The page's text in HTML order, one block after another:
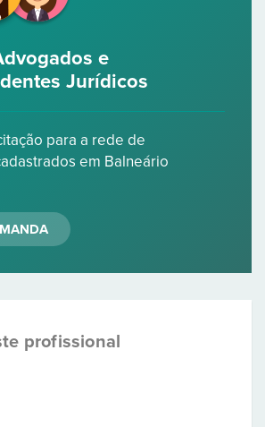
e
Jurídicos
para a rede de
em Balneário
profissional